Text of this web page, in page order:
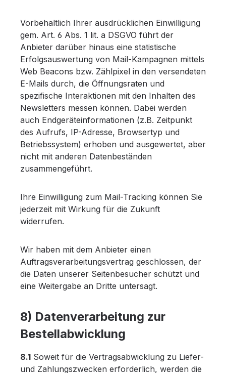
Vorbehaltlich Ihrer ausdrücklichen Einwilligung
gem. Art. 6 Abs. 1 lit. a DSGVO führt der
Anbieter darüber hinaus eine statistische
Erfolgsauswertung von Mail-Kampagnen mittels
Web Beacons bzw. Zählpixel in den versendeten
E-Mails durch, die Öffnungsraten und
spezifische Interaktionen mit den Inhalten des
Newsletters messen können. Dabei werden
auch Endgeräteinformationen (z.B. Zeitpunkt
des Aufrufs, IP-Adresse, Browsertyp und
Betriebssystem) erhoben und ausgewertet, aber
nicht mit anderen Datenbeständen
zusammengeführt.
Ihre Einwilligung zum Mail-Tracking können Sie
jederzeit mit Wirkung für die Zukunft
widerrufen.
Wir haben mit dem Anbieter einen
Auftragsverarbeitungsvertrag geschlossen, der
die Daten unserer Seitenbesucher schützt und
eine Weitergabe an Dritte untersagt.
8) Datenverarbeitung zur
Bestellabwicklung
8.1 Soweit für die Vertragsabwicklung zu Liefer-
und Zahlungszwecken erforderlich, werden die